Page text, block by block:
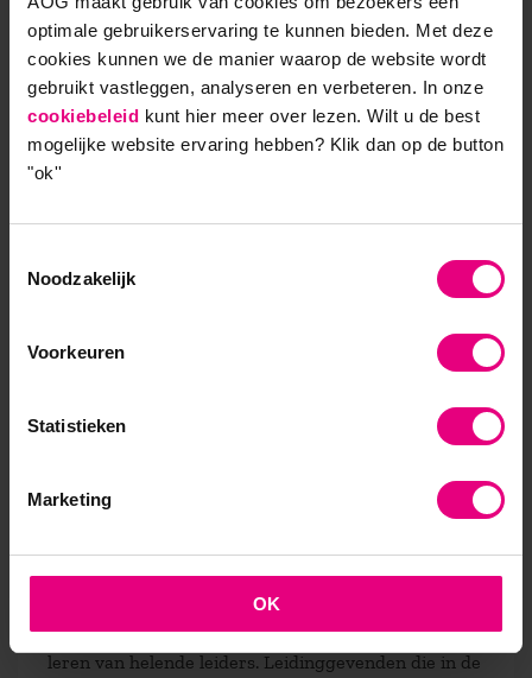
optimale gebruikerservaring te kunnen bieden. Met deze
cookies kunnen we de manier waarop de website wordt
gebruikt vastleggen, analyseren en verbeteren. In onze
cookiebeleid kunt hier meer over lezen. Wilt u de best
mogelijke website ervaring hebben? Klik dan op de button
"ok''
Noodzakelijk
Voorkeuren
Statistieken
Marketing
OK
patronen in zichzelf als in hun organisatie. Een aha-
erlebnis die er uiteindelijk voor zorgt dat de
systeemblindheid, die we immers allemaal hebben,
langzaam oplost. Daarnaast hoop ik dat mijn boek
dat boosheid. Juist dan zou ik zeggen: bel me! Ik ga
dat dat inzicht en die emoties ervoor zorgen dat
hulp zoeken bij het ontrafelen van hun eigen
uitspreken over de patronen die ze zien, samen gaan
helen.’
Helende leiders gaan voorop
‘Ik ben alweer bezig met een volgend boek: ik geloof
dat we als wereld en als maatschappij veel kunnen
leren van helende leiders. Leidinggevenden die in de